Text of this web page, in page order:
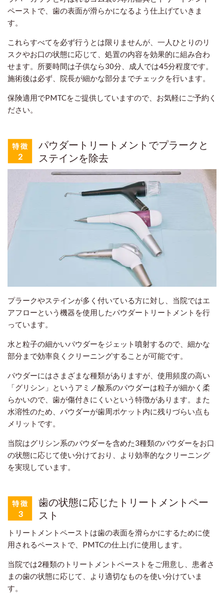
ペーストで、歯の表面が滑らかになるよう仕上げていきま
す。
これらすべてを必ず行うとは限りませんが、一人ひとりのリ
スクやお口の状態に応じて、処置の内容を効果的に組み合わ
せます。所要時間は子供なら30分、成人では45分程度です。
施術後は必ず、院長が細かな部分までチェックを行います。
保険適用でPMTCをご提供していますので、お気軽にご予約く
ださい。
パウダートリートメントでプラークと
ステインを除去
プラークやステインが多く付いている方に対し、当院ではエ
アフローという機器を使用したパウダートリートメントを行
っています。
水と粒子の細かいパウダーをジェット噴射するので、細かな
部分まで効率良くクリーニングすることが可能です。
パウダーにはさまざまな種類がありますが、使用頻度の高い
「グリシン」というアミノ酸系のパウダーは粒子が細かく柔
らかいので、歯が傷付きにくいという特徴があります。また
水溶性のため、パウダーが歯周ポケット内に残りづらい点も
メリットです。
当院はグリシン系のパウダーを含めた3種類のパウダーをお口
の状態に応じて使い分けており、より効率的なクリーニング
を実現しています。
歯の状態に応じたトリートメントペー
スト
トリートメントペーストは歯の表面を滑らかにするために使
用されるペーストで、PMTCの仕上げに使用します。
当院では2種類のトリートメントペーストをご用意し、患者さ
まの歯の状態に応じて、より適切なものを使い分けていま
す。